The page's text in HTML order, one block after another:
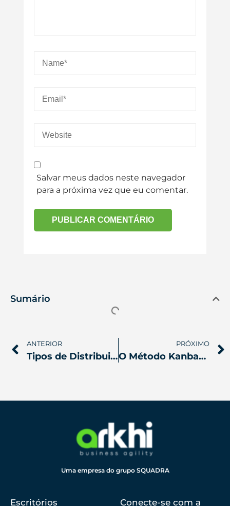
Salvar meus dados neste navegador
para a próxima vez que eu comentar.
Sumário
ANTERIOR
Tipos de Distribuição de Frequência
PRÓXIMO
O Método Kanban: o Guia Definitivo para Iniciantes!
Uma empresa do grupo SQUADRA
Escritórios
Conecte-se com a